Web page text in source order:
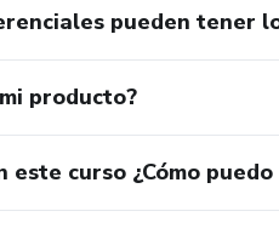
pueden tener
producto?
este curso ¿Cómo